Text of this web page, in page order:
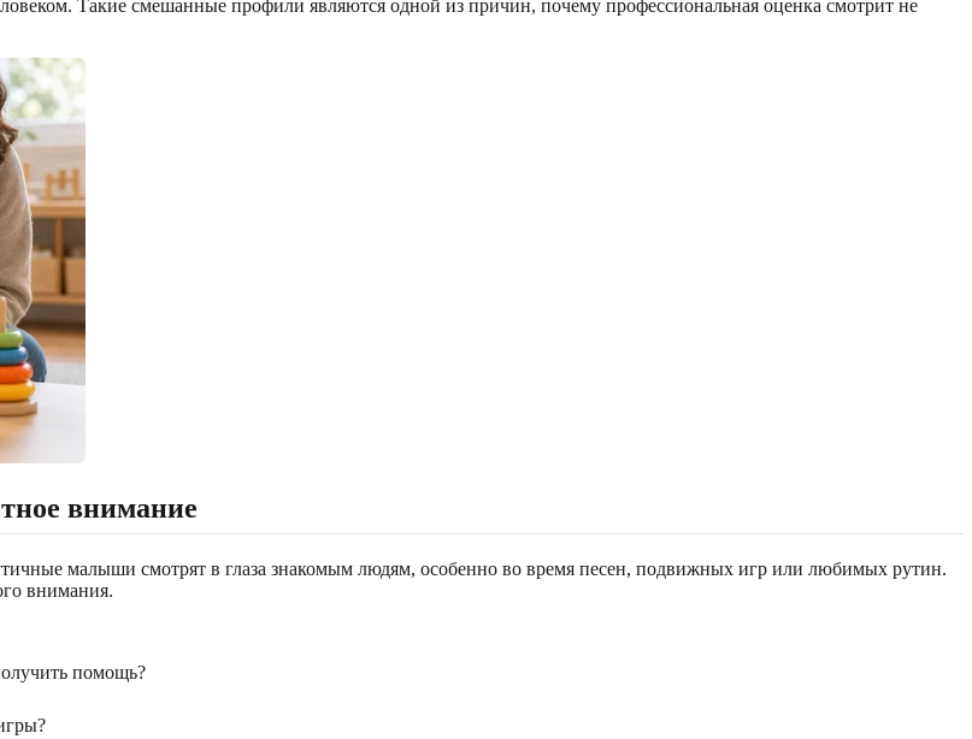
Такие смешанные профили являются одной из причин, почему профессиональная оценка смотрит не
внимание
малыши смотрят в глаза знакомым людям, особенно во время песен, подвижных игр или любимых рутин.
внимания.
помощь?